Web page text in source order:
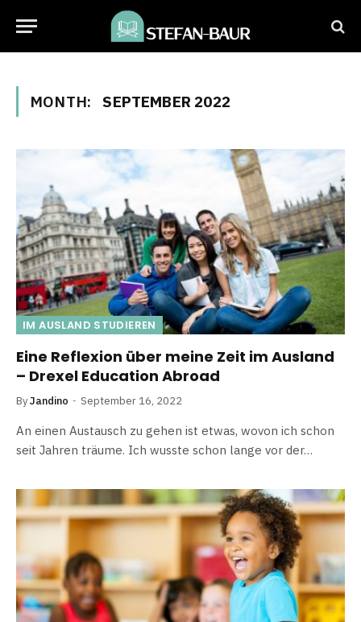
MONTH: SEPTEMBER 2022
IM AUSLAND STUDIEREN
Eine Reflexion über meine Zeit im Ausland
– Drexel Education Abroad
ByJandino September 16, 2022
An einen Austausch zu gehen ist etwas, wovon ich schon
seit Jahren träume. Ich wusste schon lange vor der…